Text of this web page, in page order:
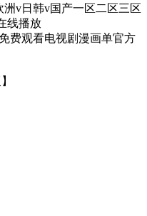
v日韩v国产一区二区三区
线播放
费观看电视剧漫画单官方